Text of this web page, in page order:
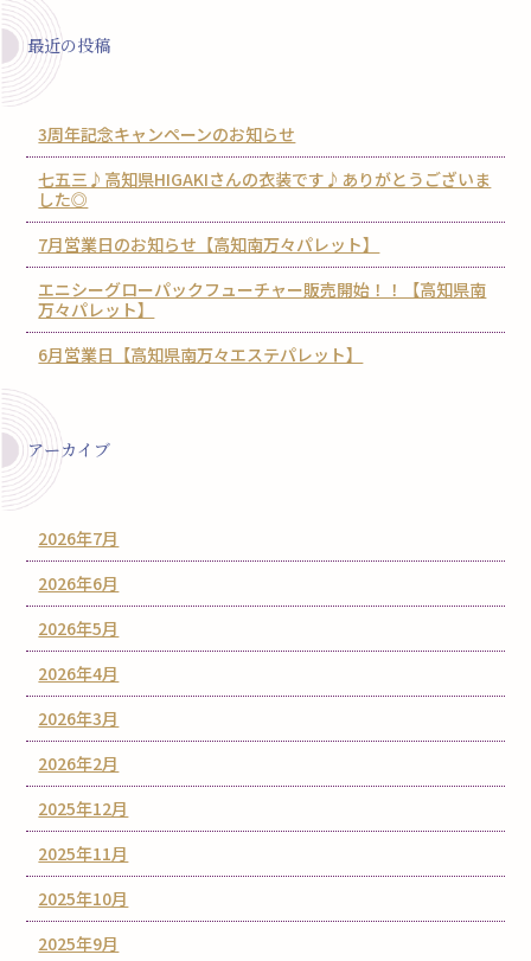
最近の投稿
3周年記念キャンペーンのお知らせ
七五三♪高知県HIGAKIさんの衣装です♪ありがとうございま
した◎
7月営業日のお知らせ【高知南万々パレット】
エニシーグローパックフューチャー販売開始！！【高知県南
万々パレット】
6月営業日【高知県南万々エステパレット】
アーカイブ
2026年7月
2026年6月
2026年5月
2026年4月
2026年3月
2026年2月
2025年12月
2025年11月
2025年10月
2025年9月